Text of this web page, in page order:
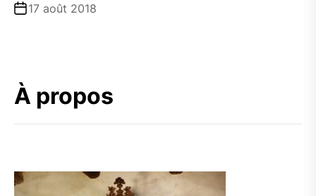
17 août 2018
À propos